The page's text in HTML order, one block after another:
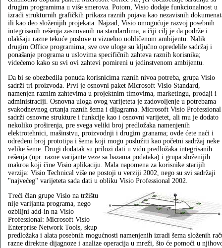
drugim programima u više smerova. Potom, Visio dodaje funkcionalnost u
izradi strukturnih grafičkih prikaza raznih pojava kao nezavisnih
ili kao deo složenijih projekata. Najzad, Visio omogućuje razvoj posebnih
integrisanih rešenja zasnovanih na standardima, a čiji cilj je da podrže i
olakšaju razne tekuće poslove u vizuelno uobličenom ambijentu. Nalik
drugim Office programima, sve ove uloge su ključno opredelile sadržaj i
ponašanje programa u uslovima specifičnih zahteva raznih korisnika;
videćemo kako su svi ovi zahtevi pomireni u jedinstvenom ambijentu.
Da bi se obezbedila ponuda korisnicima raznih nivoa potreba, grupa Visio
sadrži tri proizvoda. Prvi je osnovni paket Microsoft Visio Standard,
namenjen raznim zahtevima u projektnim timovima, marketingu, prodaji i
administraciji. Osnovna uloga ovog varijeteta je zadovoljenje u potrebama
svakodnevnog crtanja raznih šema i dijagrama. Microsoft Visio Professional
sadrži osnovne strukture i funkcije kao i osnovni varijetet, ali mu je dodato
nekoliko proširenja, pre svega veliki broj predložaka namenjenih
elektrotehnici, mašinstvu, proizvodnji i drugim granama; ovde ćete naći i
određeni broj prototipa i šema koji mogu poslužiti kao početni sadržaj neke
velike šeme. Drugi dodatak su prilozi dati u vidu predložaka integrisanih
rešenja (npr. razne varijante veze sa bazama podataka) i grupa složenijih
makroa koji čine Visio aplikaciju. Mala napomena za korisnike starijih
verzija: Visio Technical više ne postoji u verziji 2002, nego su svi sadržaji
"najvećeg" varijeteta sada dati u obliku Visio Professional 2002.
Treći član grupe Visio na tržištu
nije varijanta programa, nego
ozbiljni add-in na Visio
Professional: Microsoft Visio
Enterprise Network Tools, skup
predložaka i alata posebnih mogućnosti namenjenih izradi šema složenih
razne direktne dijagnoze i analize operacija u mreži, što će pomoći u